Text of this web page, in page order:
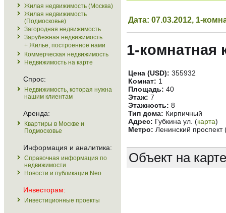
Жилая недвижимость (Москва)
Жилая недвижимость
(Подмосковье)
Загородная недвижимость
Зарубежная недвижимость
+ Жилье, построенное нами
Коммерческая недвижимость
Недвижимость на карте
Спрос:
Недвижимость, которая нужна
нашим клиентам
Аренда:
Квартиры в Москве и
Подмосковье
Информация и аналитика:
Справочная информация по
недвижимости
Новости и публикации Neo
Инвесторам:
Инвестиционные проекты
Дата: 07.03.2012, 1-
1-комнатная
Цена (USD): 355932
Комнат: 1
Площадь: 40
Этаж: 7
Этажность: 8
Тип дома: Кирпичный
Адрес: Губкина ул. (карта)
Метро: Ленинский проспект
Объект на карте